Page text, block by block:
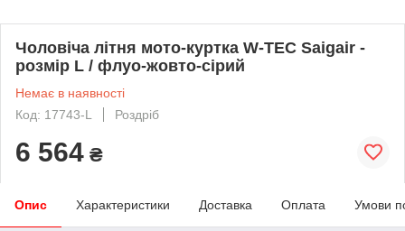
Чоловіча літня мото-куртка W-TEC Saigair -
розмір L / флуо-жовто-сірий
Немає в наявності
Код: 17743-L
Роздріб
6 564 ₴
Опис Характеристики Доставка Оплата Умови